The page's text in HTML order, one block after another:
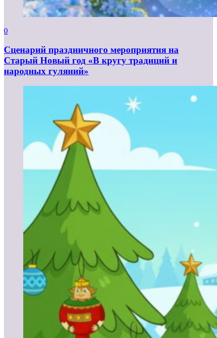
0
Сценарий праздничного мероприятия на
Старый Новый год «В кругу традиций и
народных гуляний»